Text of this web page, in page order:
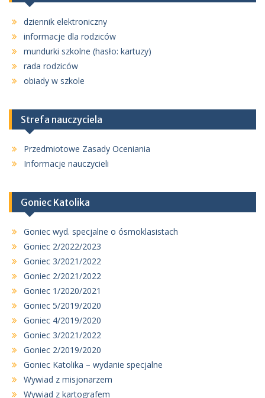
dziennik elektroniczny
informacje dla rodziców
mundurki szkolne (hasło: kartuzy)
rada rodziców
obiady w szkole
Strefa nauczyciela
Przedmiotowe Zasady Oceniania
Informacje nauczycieli
Goniec Katolika
Goniec wyd. specjalne o ósmoklasistach
Goniec 2/2022/2023
Goniec 3/2021/2022
Goniec 2/2021/2022
Goniec 1/2020/2021
Goniec 5/2019/2020
Goniec 4/2019/2020
Goniec 3/2021/2022
Goniec 2/2019/2020
Goniec Katolika – wydanie specjalne
Wywiad z misjonarzem
Wywiad z kartografem